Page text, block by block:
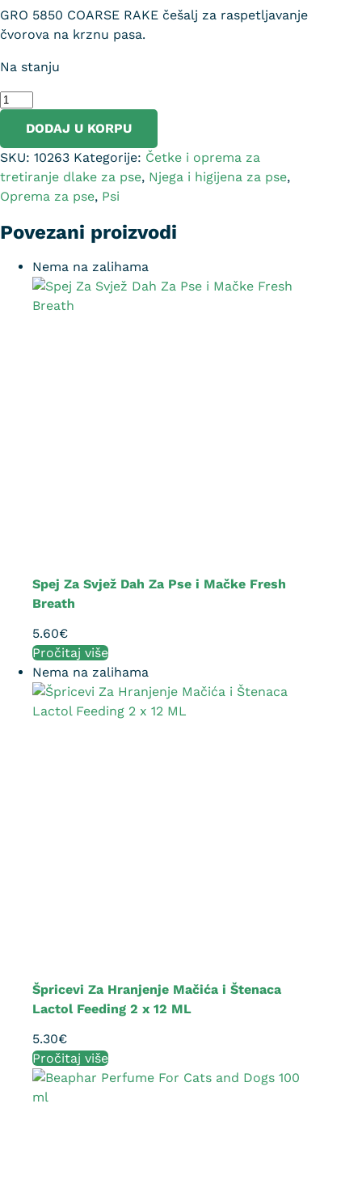
GRO 5850 COARSE RAKE češalj za raspetljavanje
čvorova na krznu pasa.
Na stanju
DODAJ U KORPU
SKU: 10263 Kategorije: Četke i oprema za
tretiranje dlake za pse, Njega i higijena za pse,
Oprema za pse, Psi
Povezani proizvodi
Nema na zalihama
Spej Za Svjež Dah Za Pse i Mačke Fresh
Breath
5.60€
Pročitaj više
Nema na zalihama
Špricevi Za Hranjenje Mačića i Štenaca
Lactol Feeding 2 x 12 ML
5.30€
Pročitaj više